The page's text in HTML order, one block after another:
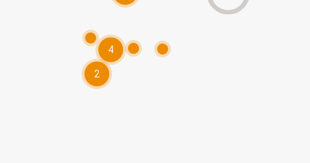
4
2